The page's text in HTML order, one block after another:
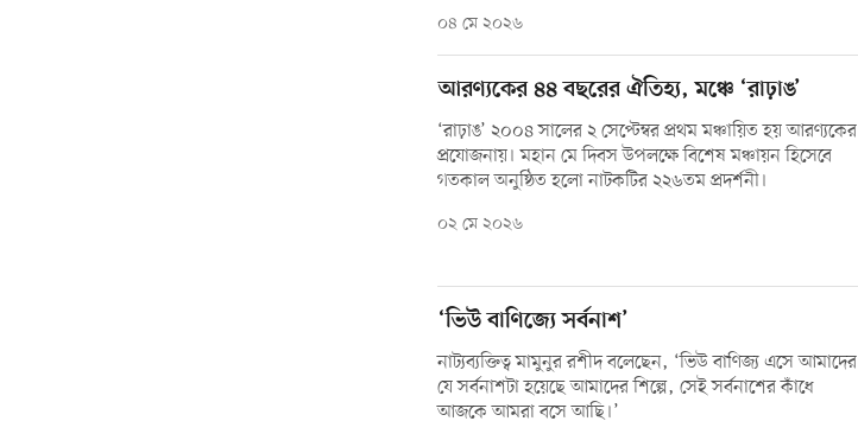
০৪ মে ২০২৬
আরণ্যকের ৪৪ বছরের ঐতিহ্য, মঞ্চে ‘রাঢ়াঙ’
‘রাঢ়াঙ’ ২০০৪ সালের ২ সেপ্টেম্বর প্রথম মঞ্চায়িত হয় আরণ্যকের
প্রযোজনায়। মহান মে দিবস উপলক্ষে বিশেষ মঞ্চায়ন হিসেবে
গতকাল অনুষ্ঠিত হলো নাটকটির ২২৬তম প্রদর্শনী।
০২ মে ২০২৬
‘ভিউ বাণিজ্যে সর্বনাশ’
নাট্যব্যক্তিত্ব মামুনুর রশীদ বলেছেন, ‘ভিউ বাণিজ্য এসে আমাদের
যে সর্বনাশটা হয়েছে আমাদের শিল্পে, সেই সর্বনাশের কাঁধে
আজকে আমরা বসে আছি।’